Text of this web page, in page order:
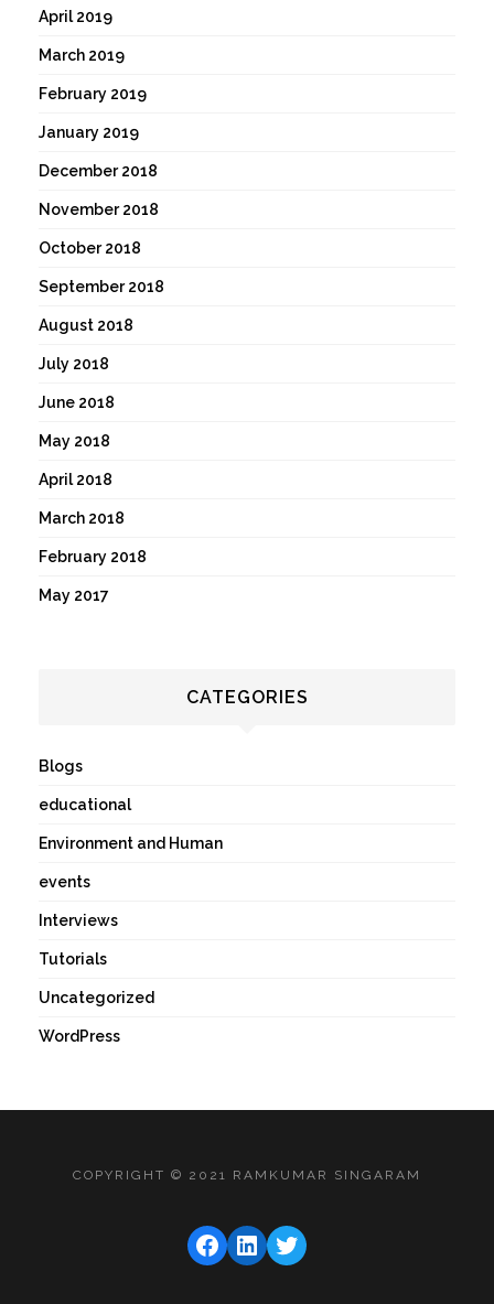
April 2019
March 2019
February 2019
January 2019
December 2018
November 2018
October 2018
September 2018
August 2018
July 2018
June 2018
May 2018
April 2018
March 2018
February 2018
May 2017
CATEGORIES
Blogs
educational
Environment and Human
events
Interviews
Tutorials
Uncategorized
WordPress
COPYRIGHT © 2021 RAMKUMAR SINGARAM
FACEBOOK
LINKEDIN
TWITTER